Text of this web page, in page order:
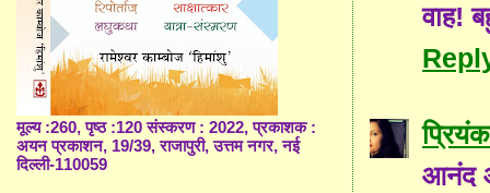
वाह!
आनंद
मूल्य :260, पृष्ठ :120 संस्करण : 2022, प्रकाशक :
अयन प्रकाशन, 19/39, राजापुरी, उत्तम नगर, नई
दिल्ली-110059